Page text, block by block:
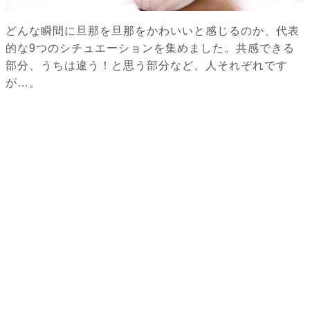
どんな瞬間に旦那を旦那をかわいいと感じるのか、代表
的な9つのシチュエーションを集めました。共感できる
部分、うちは違う！と思う部分など、人それぞれです
が…。